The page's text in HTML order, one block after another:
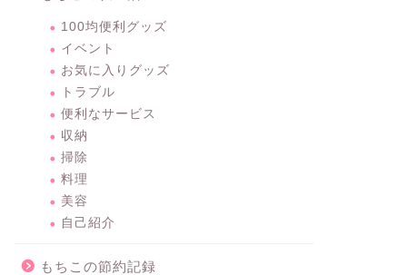
100均便利グッズ
イベント
お気に入りグッズ
トラブル
便利なサービス
収納
掃除
料理
美容
自己紹介
もちこの節約記録